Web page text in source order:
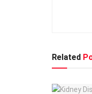
Related